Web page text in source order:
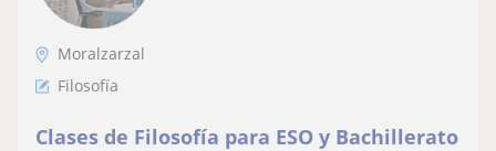
Moralzarzal
Filosofía
Clases de Filosofía para ESO y Bachillerato